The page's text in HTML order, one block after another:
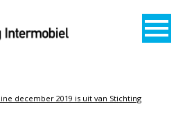
december 2019 is uit van Stichting